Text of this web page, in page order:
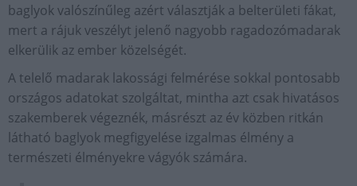
baglyok valószínűleg azért választják a belterületi fákat,
mert a rájuk veszélyt jelenő nagyobb ragadozómadarak
elkerülik az ember közelségét.
A telelő madarak lakossági felmérése sokkal pontosabb
országos adatokat szolgáltat, mintha azt csak hivatásos
szakemberek végeznék, másrészt az év közben ritkán
látható baglyok megfigyelése izgalmas élmény a
természeti élményekre vágyók számára.